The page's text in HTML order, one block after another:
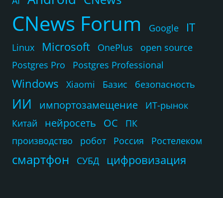
CNews Forum Google IT
Linux Microsoft OnePlus
open source
Postgres Pro
Postgres Professional
Windows Xiaomi Базис безопасность
ИИ импортозамещение
ИТ-рынок
Китай
нейросеть ОС
ПК
производство
робот Россия Ростелеком
смартфон СУБД цифровизация